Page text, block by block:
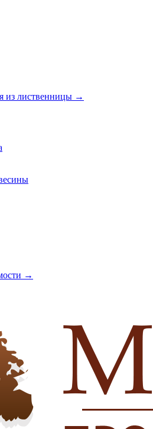
из лиственницы →
→